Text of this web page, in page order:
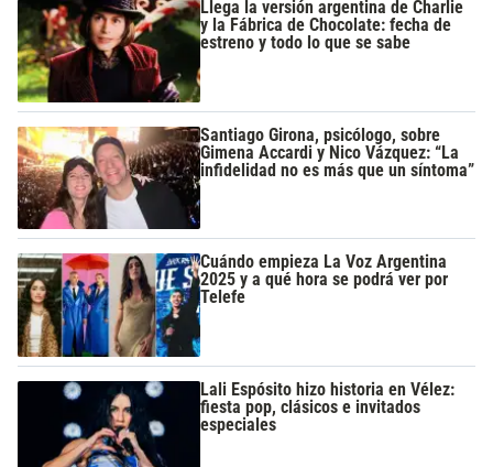
Llega la versión argentina de Charlie
y la Fábrica de Chocolate: fecha de
estreno y todo lo que se sabe
Santiago Girona, psicólogo, sobre
Gimena Accardi y Nico Vázquez: “La
infidelidad no es más que un síntoma”
Cuándo empieza La Voz Argentina
2025 y a qué hora se podrá ver por
Telefe
Lali Espósito hizo historia en Vélez:
fiesta pop, clásicos e invitados
especiales